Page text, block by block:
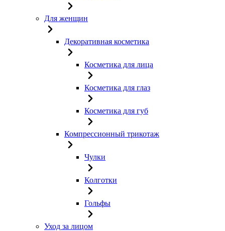
Для женщин
Декоративная косметика
Косметика для лица
Косметика для глаз
Косметика для губ
Компрессионный трикотаж
Чулки
Колготки
Гольфы
Уход за лицом